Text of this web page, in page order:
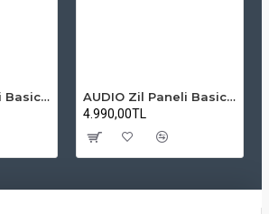
AUDIO Zil Paneli Basic Hpli Çift Buton 14'lü Sesli Apartman Diafon Kapı Paneli
AUDIO Zil Paneli Basic Hpli Çift Buton 20'li Sesli Apartman Diafon Kapı Paneli
4.990,00TL